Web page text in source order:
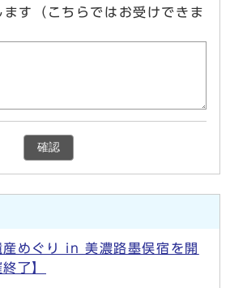
す（こちらではお受けできま
確認
めぐり in 美濃路墨俣宿を開
了】